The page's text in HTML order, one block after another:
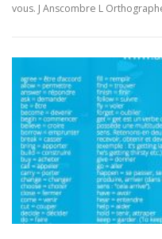
vous. J Anscombre L